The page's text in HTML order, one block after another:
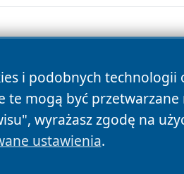
i podobnych technologii
te mogą być
wyrażasz zgodę na
ustawienia.